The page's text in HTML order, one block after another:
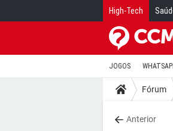
High-Tech
JOGOS
Fórum
Anterior